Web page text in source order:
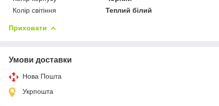
Колір світіння
Теплий білий
Приховати
Умови доставки
Нова Пошта
Укрпошта